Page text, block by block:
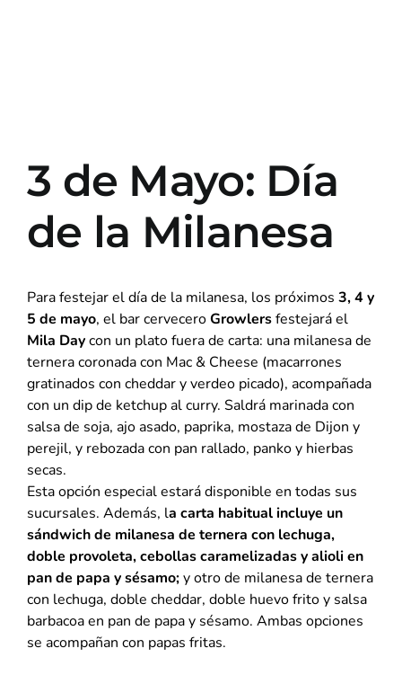
3 de Mayo: Día
de la Milanesa
Para festejar el día de la milanesa, los próximos 3, 4 y
5 de mayo, el bar cerveceroGrowlersfestejará el
Mila Daycon un plato fuera de carta: una milanesa de
ternera coronada con Mac & Cheese (macarrones
gratinados con cheddar y verdeo picado), acompañada
con un dip de ketchup al curry. Saldrá marinada con
salsa de soja, ajo asado, paprika, mostaza de Dijon y
perejil, y rebozada con pan rallado, panko y hierbas
secas.
Esta opción especial estará disponible en todas sus
sucursales. Además, la carta habitual incluye un
sándwich de milanesa de ternera con lechuga,
doble provoleta, cebollas caramelizadas y alioli en
pan de papa y sésamo;y otro de milanesa de ternera
con lechuga, doble cheddar, doble huevo frito y salsa
barbacoa en pan de papa y sésamo. Ambas opciones
se acompañan con papas fritas.